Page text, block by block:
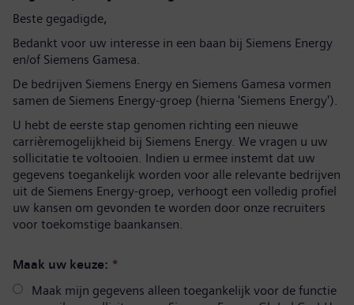
Beste gegadigde,
Bedankt voor uw interesse in een baan bij Siemens Energy
en/of Siemens Gamesa.
De bedrijven Siemens Energy en Siemens Gamesa vormen
samen de Siemens Energy-groep (hierna 'Siemens Energy').
U hebt de eerste stap genomen richting een nieuwe
carrièremogelijkheid bij Siemens Energy. We vragen u uw
sollicitatie te voltooien. Indien u ermee instemt dat uw
gegevens toegankelijk worden voor alle relevante bedrijven
uit de Siemens Energy-groep, verhoogt een volledig profiel
uw kansen om gevonden te worden door onze recruiters
voor toekomstige baankansen.
Maak uw keuze: *
Maak mijn gegevens alleen toegankelijk voor de functie